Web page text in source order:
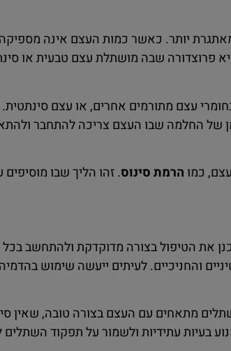
יותר. כאשר כמות העצם אינה
פרוצדורה שבה מושתלת עצם טבעית או
עצם מתורמים אחרים, או עצם
של החלמה שבו העצם צריכה להתחבר
כמו הרמת סינוס. זהו הליך שבו
את הטיפול בצורה מדוקדקת ולהתחשב בכל
והחניכיים. לעיתים ייעשה שימוש
מתאחים עם העצם בצורה טובה, שאין
בעיות עתידיות ולשמור על תפקוד השתלים